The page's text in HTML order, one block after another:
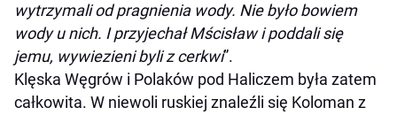
wytrzymali od pragnienia wody. Nie było bowiem
wody u nich. I przyjechał Mścisław i poddali się
jemu, wywiezieni byli z cerkwi”.
Klęska Węgrów i Polaków pod Haliczem była zatem
całkowita. W niewoli ruskiej znaleźli się Koloman z